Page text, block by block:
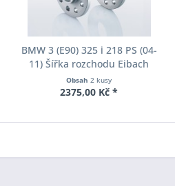
BMW 3 (E90) 325 i 218 PS (04-
11) Šířka rozchodu Eibach
Pro-Spacer S90-2-10-004
System2 Tloušťka 10mm
Obsah2 kusy
2375,00 Kč *